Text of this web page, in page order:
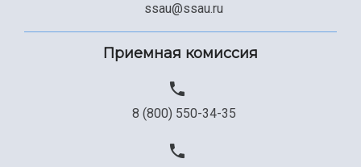
ssau@ssau.ru
Приемная комиссия
8 (800) 550-34-35